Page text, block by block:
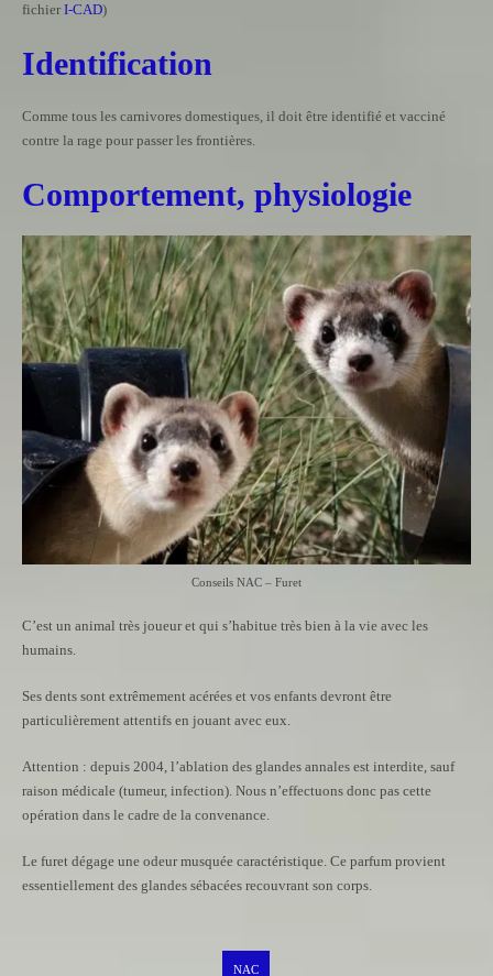
fichier I-CAD)
Identification
Comme tous les carnivores domestiques, il doit être identifié et vacciné
contre la rage pour passer les frontières.
Comportement, physiologie
Conseils NAC – Furet
C’est un animal très joueur et qui s’habitue très bien à la vie avec les
humains.
Ses dents sont extrêmement acérées et vos enfants devront être
particulièrement attentifs en jouant avec eux.
Attention : depuis 2004, l’ablation des glandes annales est interdite, sauf
raison médicale (tumeur, infection). Nous n’effectuons donc pas cette
opération dans le cadre de la convenance.
Le furet dégage une odeur musquée caractéristique. Ce parfum provient
essentiellement des glandes sébacées recouvrant son corps.
NAC